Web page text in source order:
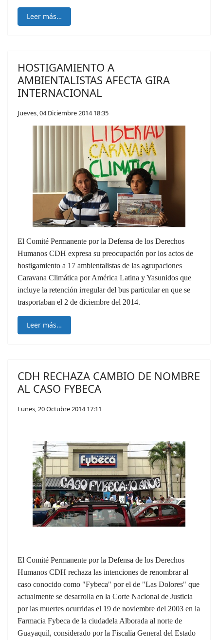
Leer más…
HOSTIGAMIENTO A
AMBIENTALISTAS AFECTA GIRA
INTERNACIONAL
Jueves, 04 Diciembre 2014 18:35
El Comité Permanente por la Defensa de los Derechos
Humanos CDH expresa su preocupación por los actos de
hostigamiento a 17 ambientalistas de las agrupaciones
Caravana Climática por América Latina y Yasunidos que
incluye la retención irregular del bus particular en que se
trasportaban el 2 de diciembre del 2014.
Leer más…
CDH RECHAZA CAMBIO DE NOMBRE
AL CASO FYBECA
Lunes, 20 Octubre 2014 17:11
El Comité Permanente por la Defensa de los Derechos
Humanos CDH rechaza las intenciones de renombrar al
caso conocido como "Fybeca" por el de "Las Dolores" que
actualmente se desarrolla en la Corte Nacional de Justicia
por las muertes ocurridas el 19 de noviembre del 2003 en la
Farmacia Fybeca de la ciudadela Alborada al norte de
Guayaquil, considerado por la Fiscalía General del Estado